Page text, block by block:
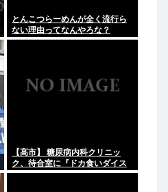
とんこつらーめんが全く流行ら
ない理由ってなんやろな？
【高市】 糖尿病内科クリニッ
ク、待合室に『ドカ食いダイス
キ！もちづきさん』を置いてし